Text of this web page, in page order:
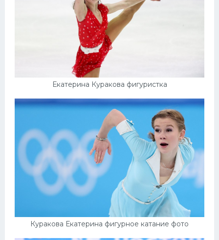
Екатерина Куракова фигуристка
Куракова Екатерина фигурное катание фото